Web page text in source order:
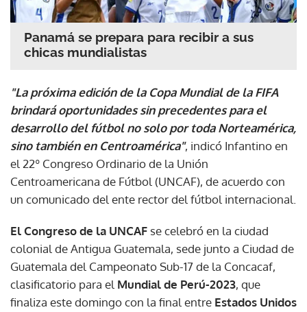
Panamá se prepara para recibir a sus
chicas mundialistas
"La próxima edición de la Copa Mundial de la FIFA
brindará oportunidades sin precedentes para el
desarrollo del fútbol no solo por toda Norteamérica,
sino también en Centroamérica", indicó Infantino en
el 22º Congreso Ordinario de la Unión
Centroamericana de Fútbol (UNCAF), de acuerdo con
un comunicado del ente rector del fútbol internacional.
El Congreso de la UNCAF se celebró en la ciudad
colonial de Antigua Guatemala, sede junto a Ciudad de
Guatemala del Campeonato Sub-17 de la Concacaf,
clasificatorio para el Mundial de Perú-2023, que
finaliza este domingo con la final entre Estados Unidos